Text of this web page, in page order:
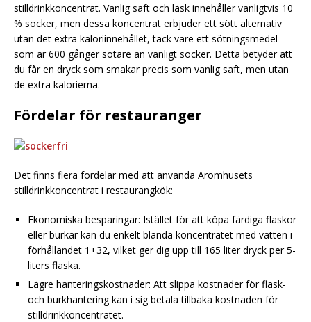
stilldrinkkoncentrat. Vanlig saft och läsk innehåller vanligtvis 10
% socker, men dessa koncentrat erbjuder ett sött alternativ
utan det extra kaloriinnehållet, tack vare ett sötningsmedel
som är 600 gånger sötare än vanligt socker. Detta betyder att
du får en dryck som smakar precis som vanlig saft, men utan
de extra kalorierna.
Fördelar för restauranger
Det finns flera fördelar med att använda Aromhusets
stilldrinkkoncentrat i restaurangkök:
Ekonomiska besparingar: Istället för att köpa färdiga flaskor
eller burkar kan du enkelt blanda koncentratet med vatten i
förhållandet 1+32, vilket ger dig upp till 165 liter dryck per 5-
liters flaska.
Lägre hanteringskostnader: Att slippa kostnader för flask-
och burkhantering kan i sig betala tillbaka kostnaden för
stilldrinkkoncentratet.